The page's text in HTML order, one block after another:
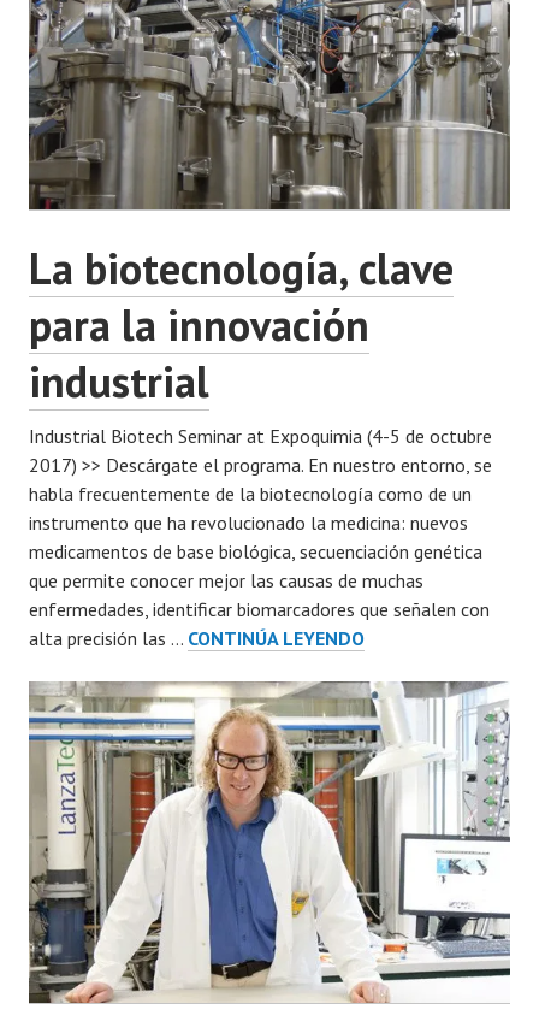
La biotecnología, clave
para la innovación
industrial
Industrial Biotech Seminar at Expoquimia (4-5 de octubre
2017) >> Descárgate el programa. En nuestro entorno, se
habla frecuentemente de la biotecnología como de un
instrumento que ha revolucionado la medicina: nuevos
medicamentos de base biológica, secuenciación genética
que permite conocer mejor las causas de muchas
enfermedades, identificar biomarcadores que señalen con
alta precisión las … CONTINÚA LEYENDOLA
CLAVE
PARA
LA
INNOVACIÓN
INDUSTRIAL